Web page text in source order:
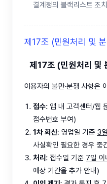
결계정의 블랙리스트 조
제17조 (민원처리 및
제17조 (민원처리 및
이용자의 불만·분쟁 사항은
접수: 앱 내 고객센터/웹
접수번호 부여)
1차 회신: 영업일 기준 3
사실확인 필요한 경우 중
처리 : 접수일 기준 7일 이
예상 기간을 추가 안내)